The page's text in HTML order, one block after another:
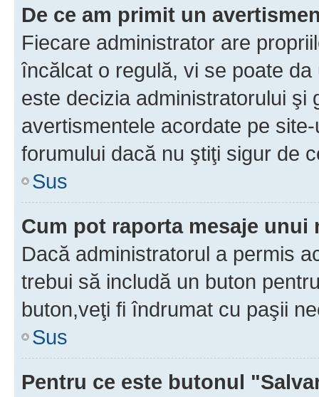
De ce am primit un
Fiecare administrator are
încălcat o regulă, vi se poate
este decizia administratorului şi
avertismentele acordate pe
forumului dacă nu ştiţi sigur de
Sus
Cum pot raporta mesaje unui
Dacă administratorul a permis
trebui să includă un buton
buton,veţi fi îndrumat cu paşii
Sus
Pentru ce este butonul